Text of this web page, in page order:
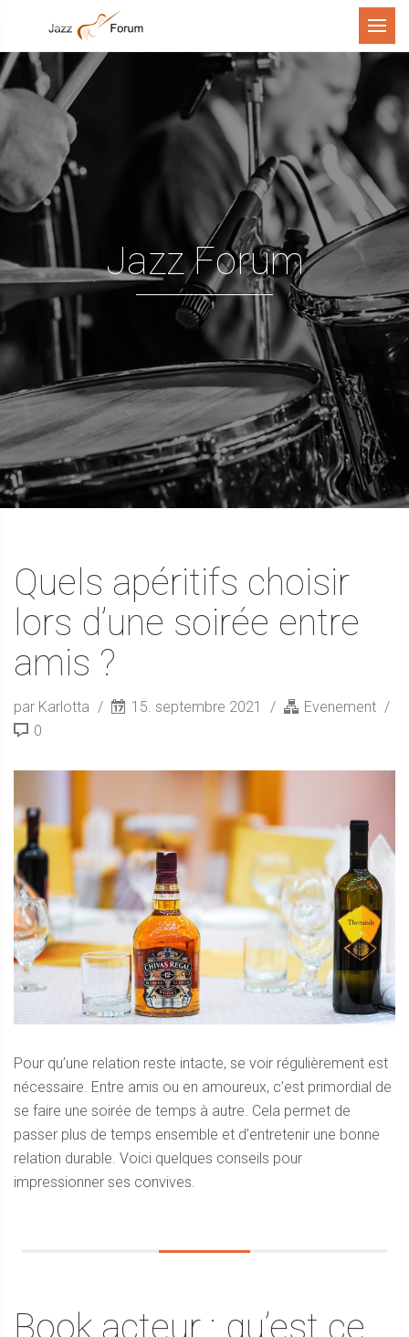
Menu
Jazz Forum
Quels apéritifs choisir
lors d’une soirée entre
amis ?
par Karlotta 15. septembre 2021
Evenement
0
Pour qu’une relation reste intacte, se voir régulièrement est
nécessaire. Entre amis ou en amoureux, c’est primordial de
se faire une soirée de temps à autre. Cela permet de
passer plus de temps ensemble et d’entretenir une bonne
relation durable. Voici quelques conseils pour
impressionner ses convives.
Book acteur : qu’est ce